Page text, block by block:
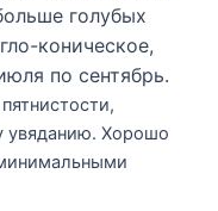
голубых
коническое,
по сентябрь.
увяданию. Хорошо